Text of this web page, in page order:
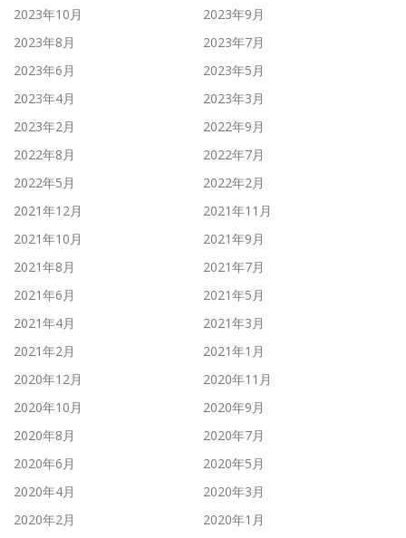
2023年10月
2023年9月
2023年8月
2023年7月
2023年6月
2023年5月
2023年4月
2023年3月
2023年2月
2022年9月
2022年8月
2022年7月
2022年5月
2022年2月
2021年12月
2021年11月
2021年10月
2021年9月
2021年8月
2021年7月
2021年6月
2021年5月
2021年4月
2021年3月
2021年2月
2021年1月
2020年12月
2020年11月
2020年10月
2020年9月
2020年8月
2020年7月
2020年6月
2020年5月
2020年4月
2020年3月
2020年2月
2020年1月